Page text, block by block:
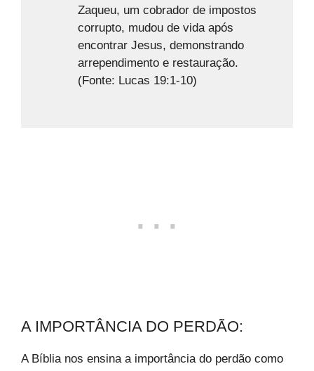
Zaqueu, um cobrador de impostos
corrupto, mudou de vida após
encontrar Jesus, demonstrando
arrependimento e restauração.
(Fonte: Lucas 19:1-10)
A IMPORTÂNCIA DO PERDÃO:
A Bíblia nos ensina a importância do perdão como